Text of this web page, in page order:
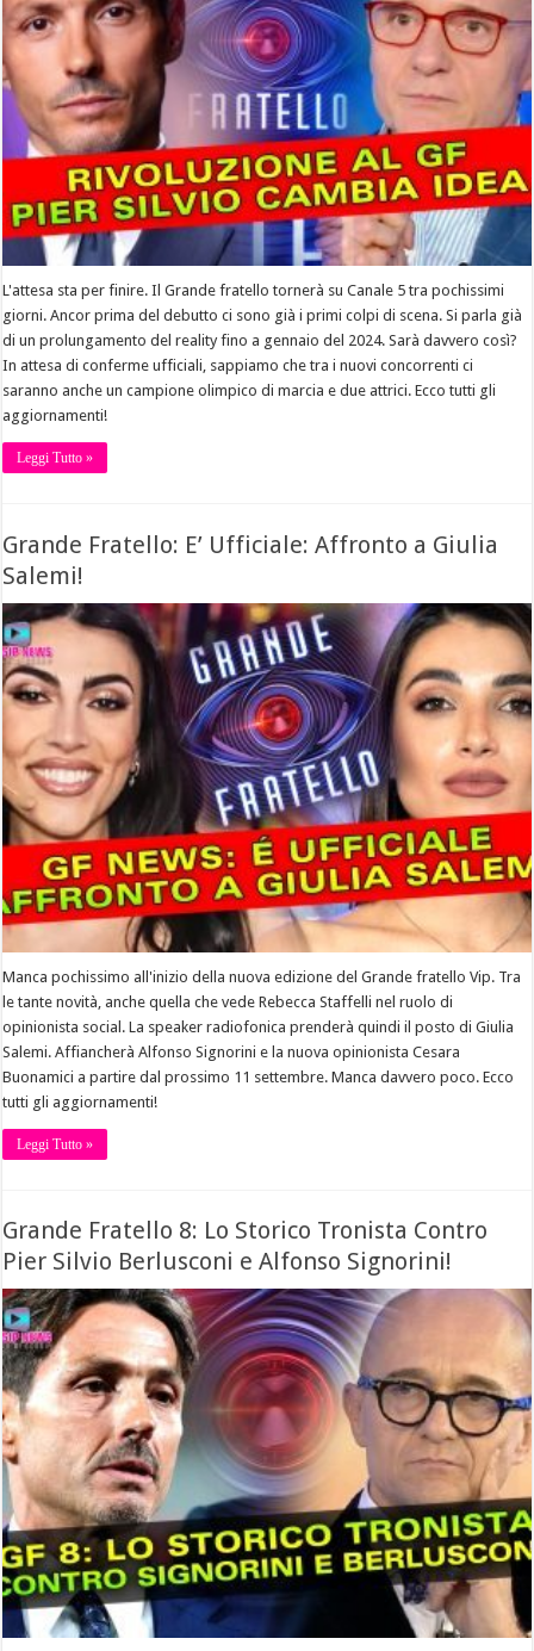
L'attesa sta per finire. Il Grande fratello tornerà su Canale 5 tra pochissimi
giorni. Ancor prima del debutto ci sono già i primi colpi di scena. Si parla già
di un prolungamento del reality fino a gennaio del 2024. Sarà davvero così?
In attesa di conferme ufficiali, sappiamo che tra i nuovi concorrenti ci
saranno anche un campione olimpico di marcia e due attrici. Ecco tutti gli
aggiornamenti!
Leggi Tutto »
Grande Fratello: E’ Ufficiale: Affronto a Giulia
Salemi!
Manca pochissimo all'inizio della nuova edizione del Grande fratello Vip. Tra
le tante novità, anche quella che vede Rebecca Staffelli nel ruolo di
opinionista social. La speaker radiofonica prenderà quindi il posto di Giulia
Salemi. Affiancherà Alfonso Signorini e la nuova opinionista Cesara
Buonamici a partire dal prossimo 11 settembre. Manca davvero poco. Ecco
tutti gli aggiornamenti!
Leggi Tutto »
Grande Fratello 8: Lo Storico Tronista Contro
Pier Silvio Berlusconi e Alfonso Signorini!